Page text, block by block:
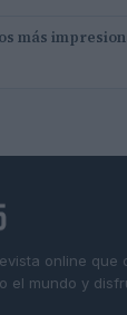
más
online que
el mundo y